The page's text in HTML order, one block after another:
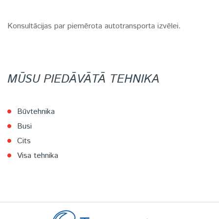
Konsultācijas par piemērota autotransporta izvēlei.
MŪSU PIEDĀVĀTĀ TEHNIKA
Būvtehnika
Busi
Cits
Visa tehnika